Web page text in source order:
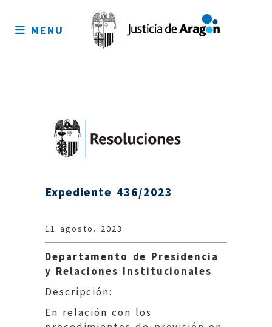
sitio
MENU
Expediente 436/2023
11 agosto. 2023
Departamento de Presidencia
y Relaciones Institucionales
Descripción:
En relación con los